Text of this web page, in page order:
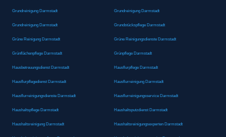
Grundreinigung Darmstadt Grundreinigung Darmstadt
Grundreinigung Darmstadt Grundstückspflege Darmstadt
Grüne Reinigung Darmstadt Grüne Reinigungsdienste Darmstadt
Grünflächenpflege Darmstadt Grünpflege Darmstadt
Hausbetreuungsdienst Darmstadt Hausflurpflege Darmstadt
Hausflurpflegedienst Darmstadt Hausflurreinigung Darmstadt
Hausflurreinigungsdienste Darmstadt Hausflurreinigungsservice Darmstadt
Haushaltspflege Darmstadt Haushaltsputzdienst Darmstadt
Haushaltsreinigung Darmstadt Haushaltsreinigungsexperten Darmstadt